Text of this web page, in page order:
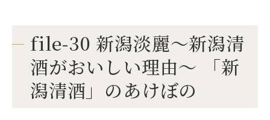
file-30 新潟淡麗～新潟清
酒がおいしい理由～ 「新
潟清酒」のあけぼの